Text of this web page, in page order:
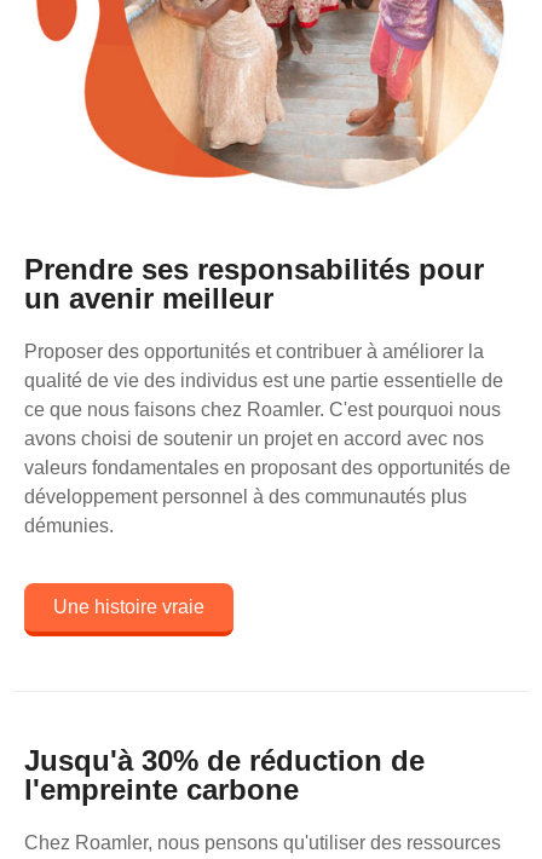
Prendre ses responsabilités pour
un avenir meilleur
Proposer des opportunités et contribuer à améliorer la
qualité de vie des individus est une partie essentielle de
ce que nous faisons chez Roamler. C'est pourquoi nous
avons choisi de soutenir un projet en accord avec nos
valeurs fondamentales en proposant des opportunités de
développement personnel à des communautés plus
démunies.
Une histoire vraie
Jusqu'à 30% de réduction de
l'empreinte carbone
Chez Roamler, nous pensons qu'utiliser des ressources